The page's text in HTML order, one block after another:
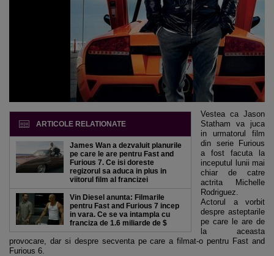
ARTICOLE RELATIONATE
James Wan a dezvaluit planurile
pe care le are pentru Fast and
Furious 7. Ce isi doreste
regizorul sa aduca in plus in
viitorul film al francizei
Vin Diesel anunta: Filmarile
pentru Fast and Furious 7 incep
in vara. Ce se va intampla cu
franciza de 1.6 miliarde de $
Vestea ca Jason
Statham va juca
in urmatorul film
din serie Furious
a fost facuta la
inceputul lunii mai
chiar de catre
actrita Michelle
Rodriguez.
Actorul a vorbit
despre asteptarile
pe care le are de
la aceasta
provocare, dar si despre secventa pe care a filmat-o pentru Fast and
Furious 6.